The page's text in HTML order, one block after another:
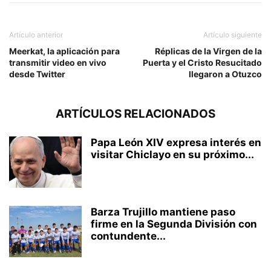
Artículo anterior
Meerkat, la aplicación para
transmitir video en vivo
desde Twitter
Artículo siguiente
Réplicas de la Virgen de la
Puerta y el Cristo Resucitado
llegaron a Otuzco
ARTÍCULOS RELACIONADOS
Papa León XIV expresa interés en
visitar Chiclayo en su próximo...
Barza Trujillo mantiene paso
firme en la Segunda División con
contundente...